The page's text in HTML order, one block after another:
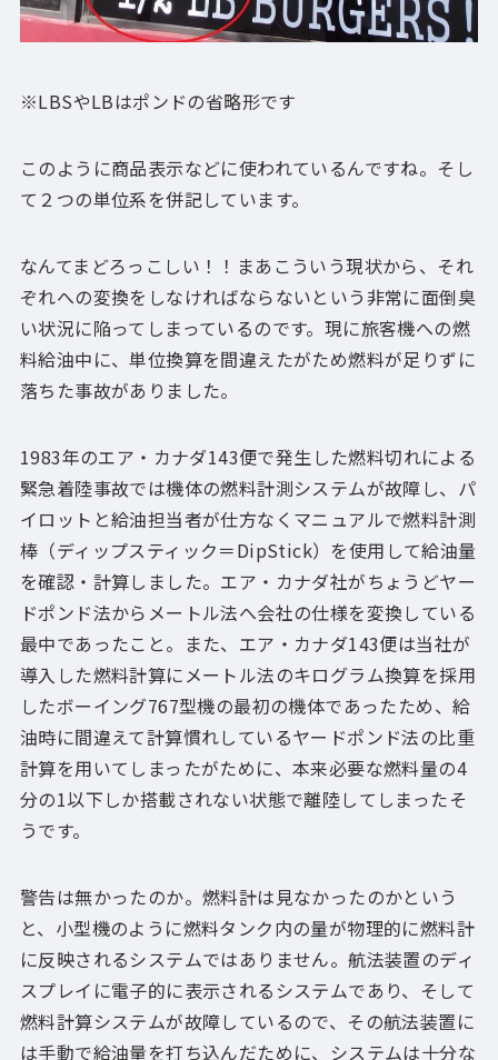
※LBSやLBはポンドの省略形です
このように商品表示などに使われているんですね。そし
て２つの単位系を併記しています。
なんてまどろっこしい！！まあこういう現状から、それ
ぞれへの変換をしなければならないという非常に面倒臭
い状況に陥ってしまっているのです。現に旅客機への燃
料給油中に、単位換算を間違えたがため燃料が足りずに
落ちた事故がありました。
1983年のエア・カナダ143便で発生した燃料切れによる
緊急着陸事故では機体の燃料計測システムが故障し、パ
イロットと給油担当者が仕方なくマニュアルで燃料計測
棒（ディップスティック＝DipStick）を使用して給油量
を確認・計算しました。エア・カナダ社がちょうどヤー
ドポンド法からメートル法へ会社の仕様を変換している
最中であったこと。また、エア・カナダ143便は当社が
導入した燃料計算にメートル法のキログラム換算を採用
したボーイング767型機の最初の機体であったため、給
油時に間違えて計算慣れしているヤードポンド法の比重
計算を用いてしまったがために、本来必要な燃料量の4
分の1以下しか搭載されない状態で離陸してしまったそ
うです。
警告は無かったのか。燃料計は見なかったのかという
と、小型機のように燃料タンク内の量が物理的に燃料計
に反映されるシステムではありません。航法装置のディ
スプレイに電子的に表示されるシステムであり、そして
燃料計算システムが故障しているので、その航法装置に
は手動で給油量を打ち込んだために、システムは十分な